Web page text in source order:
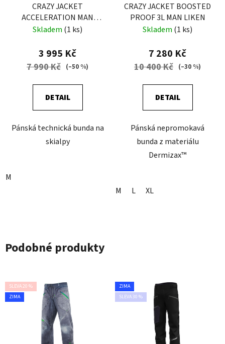
CRAZY JACKET
ACCELERATION MAN
LIKEN
Skladem (1 ks)
3 995 Kč
7 990 Kč (–50 %)
DETAIL
Pánská technická bunda na
skialpy
M
CRAZY JACKET BOOSTED
PROOF 3L MAN LIKEN
Skladem (1 ks)
7 280 Kč
10 400 Kč (–30 %)
DETAIL
Pánská nepromokavá
bunda z materiálu
Dermizax™
M L XL
Podobné produkty
SLEVA 20 %
ZIMA
ZIMA
SLEVA 30 %